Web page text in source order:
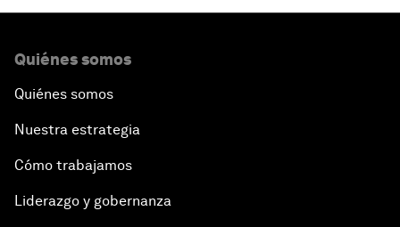
Quiénes somos
Quiénes somos
Nuestra estrategia
Cómo trabajamos
Liderazgo y gobernanza